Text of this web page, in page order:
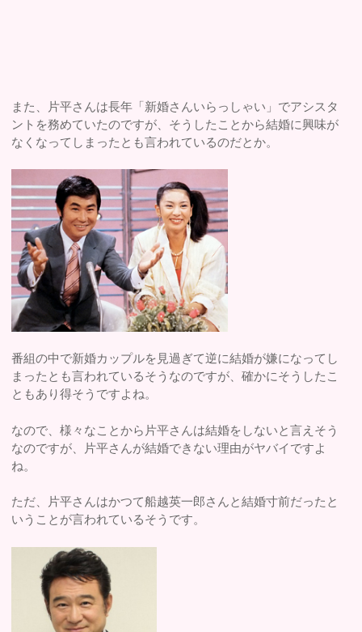
また、片平さんは長年「新婚さんいらっしゃい」でアシスタ
ントを務めていたのですが、そうしたことから結婚に興味が
なくなってしまったとも言われているのだとか。
番組の中で新婚カップルを見過ぎて逆に結婚が嫌になってし
まったとも言われているそうなのですが、確かにそうしたこ
ともあり得そうですよね。
なので、様々なことから片平さんは結婚をしないと言えそう
なのですが、片平さんが結婚できない理由がヤバイですよ
ね。
ただ、片平さんはかつて船越英一郎さんと結婚寸前だったと
いうことが言われているそうです。